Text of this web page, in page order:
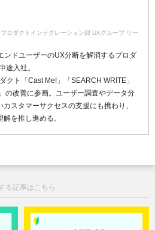
ロダクトインテグレーション部 UXグループ リー
ンドユーザーのUX分断を解消するプロダ
途入社。
クト「Cast Me!」「SEARCH WRITE」
の改善に参画。ユーザー調査やデータ分
スタマーサクセスの支援にも携わり、
を推し進める。
る記事はこちら